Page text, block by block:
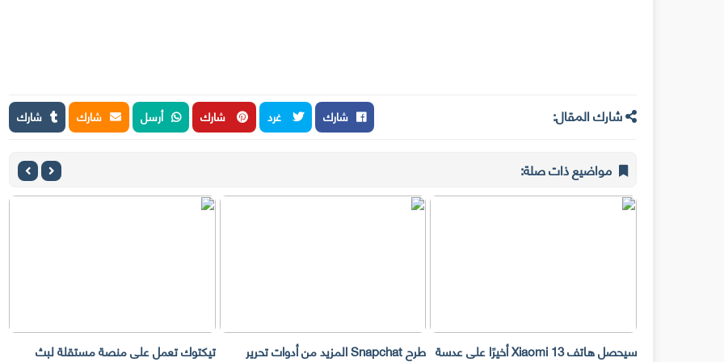
شارك المقال: شارك غرد شارك أرسل شارك شارك
مواضيع ذات صلة:
سيحصل هاتف Xiaomi 13 أخيرًا على عدسة طرح Snapchat المزيد من أدوات تحرير تيكتوك تعمل على منصة مستقلة لبث تعمل يوتيوب على عرض الإعلانات ضمن